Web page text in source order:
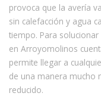
provoca que la avería
sin calefacción y agua
tiempo. Para
en Arroyomolinos
permite llegar a
de una manera mucho
reducido.